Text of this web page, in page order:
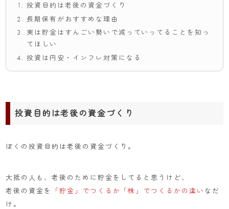
投資目的は老後の資金づくり
長期保有がおすすめな理由
実は貯金はすんごい勢いで減っていってることを知っ
てほしい
投資は円安・インフレ対策になる
投資目的は老後の資金づくり
ぼくの投資目的は老後の資金づくり。
大抵の人も、老後のために貯金をしてると思うけど、
老後の資金を
「貯金」でつくるか「株」でつくるかの違い なだ
け。